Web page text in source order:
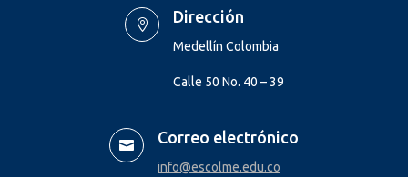
 Dirección
Medellín Colombia
Calle 50 No. 40 – 39
 Correo electrónico
info@escolme.edu.co